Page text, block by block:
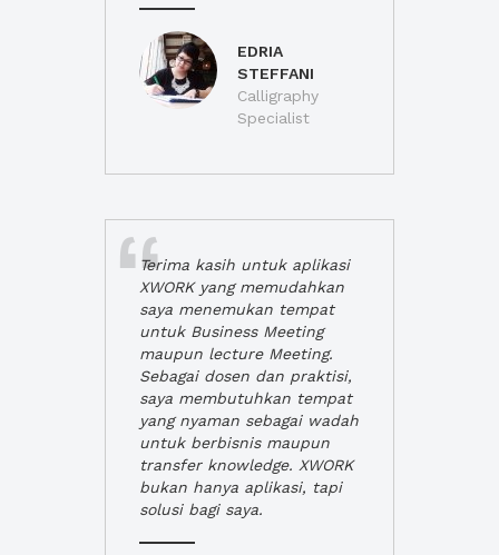
EDRIA
STEFFANI
Calligraphy
Specialist
Terima kasih untuk aplikasi
XWORK yang memudahkan
saya menemukan tempat
untuk Business Meeting
maupun lecture Meeting.
Sebagai dosen dan praktisi,
saya membutuhkan tempat
yang nyaman sebagai wadah
untuk berbisnis maupun
transfer knowledge. XWORK
bukan hanya aplikasi, tapi
solusi bagi saya.